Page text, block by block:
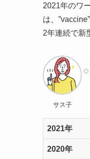
2021年のワ
は、
2年連続で新
サス子
2021年
2020年